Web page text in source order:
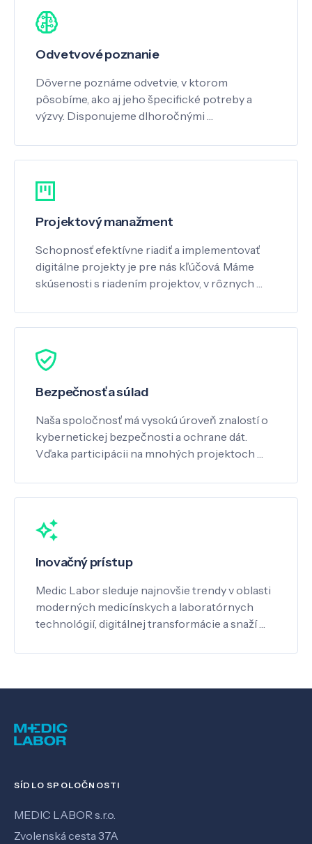
Odvetvové poznanie
Dôverne poznáme odvetvie, v ktorom
pôsobíme, ako aj jeho špecifické potreby a
výzvy. Disponujeme dlhoročnými …
Projektový manažment
Schopnosť efektívne riadiť a implementovať
digitálne projekty je pre nás kľúčová. Máme
skúsenosti s riadením projektov, v rôznych …
Bezpečnosť a súlad
Naša spoločnosť má vysokú úroveň znalostí o
kybernetickej bezpečnosti a ochrane dát.
Vďaka participácii na mnohých projektoch …
Inovačný prístup
Medic Labor sleduje najnovšie trendy v oblasti
moderných medicínskych a laboratórnych
technológií, digitálnej transformácie a snaží …
SÍDLO SPOLOČNOSTI
MEDIC LABOR s.r.o.
Zvolenská cesta 37A